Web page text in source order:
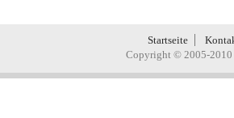
Startseite
Copyright © 2005-2010